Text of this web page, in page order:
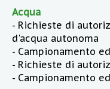
Acqua
- Richieste di
d'acqua autonoma
- Campionamento
- Richieste di
- Campionamento